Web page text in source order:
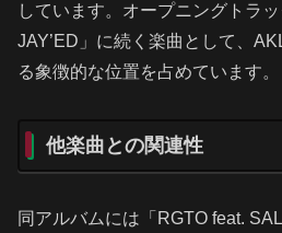
しています。オープニングトラ
JAY’ED」に続く楽曲として、
る象徴的な位置を占めています。
他楽曲との関連性
同アルバムには「RGTO feat.